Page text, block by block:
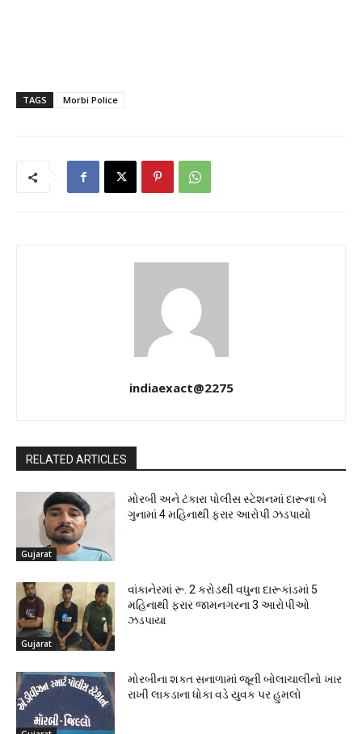
TAGS Morbi Police
indiaexact@2275
RELATED ARTICLES
Gujarat
મોરબી અને ટંકારા પોલીસ સ્ટેશનમાં દારૂના બે
ગુનામાં 4 મહિનાથી ફરાર આરોપી ઝડપાયો
Gujarat
વાંકાનેરમાં રૂ. 2 કરોડથી વધુના દારૂકાંડમાં 5
મહિનાથી ફરાર જામનગરના 3 આરોપીઓ
ઝડપાયા
મોરબીના શક્ત સનાળામાં જૂની બોલાચાલીનો ખાર
રાખી લાકડાના ધોકા વડે યુવક પર હુમલો